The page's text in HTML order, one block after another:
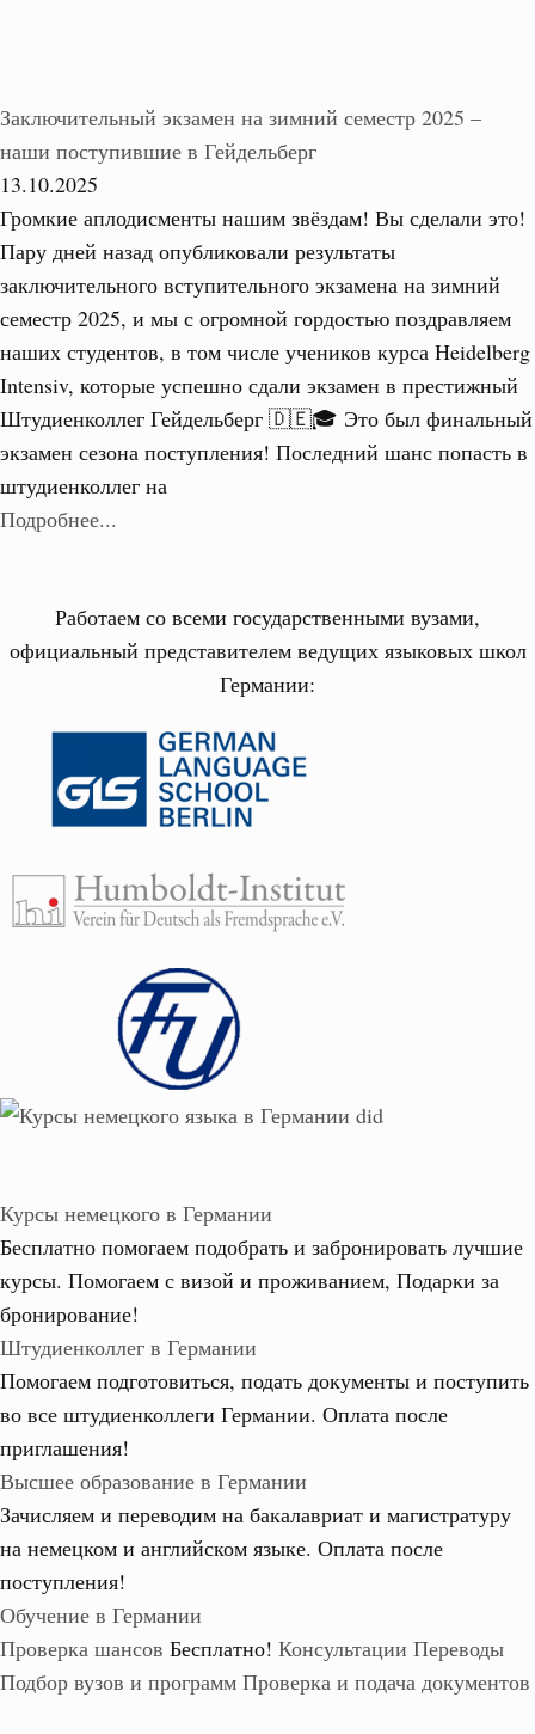
Заключительный экзамен на зимний семестр 2025 –
наши поступившие в Гейдельберг
13.10.2025
Громкие аплодисменты нашим звёздам! Вы сделали это!
Пару дней назад опубликовали результаты
заключительного вступительного экзамена на зимний
семестр 2025, и мы с огромной гордостью поздравляем
наших студентов, в том числе учеников курса Heidelberg
Intensiv, которые успешно сдали экзамен в престижный
Штудиенколлег Гейдельберг 🇩🇪🎓 Это был финальный
экзамен сезона поступления! Последний шанс попасть в
штудиенколлег на
Подробнее...
Работаем со всеми государственными вузами,
официальный представителем ведущих языковых школ
Германии:
Курсы немецкого в Германии
Бесплатно помогаем подобрать и забронировать лучшие
курсы. Помогаем с визой и проживанием, Подарки за
бронирование!
Штудиенколлег в Германии
Помогаем подготовиться, подать документы и поступить
во все штудиенколлеги Германии. Оплата после
приглашения!
Высшее образование в Германии
Зачисляем и переводим на бакалавриат и магистратуру
на немецком и английском языке. Оплата после
поступления!
Обучение в Германии
Проверка шансов Бесплатно! Консультации Переводы
Подбор вузов и программ Проверка и подача документов